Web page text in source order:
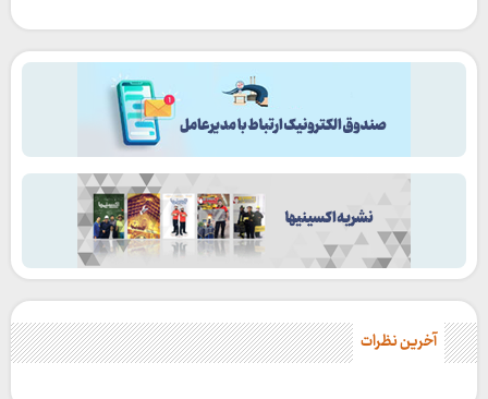
آخرین نظرات